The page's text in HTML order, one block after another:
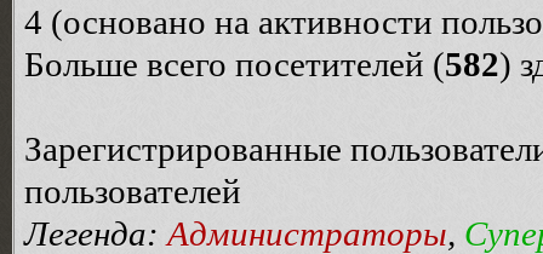
4 (основано на активности
Больше всего посетителей (582)
Зарегистрированные
пользователей
Легенда: Администраторы,